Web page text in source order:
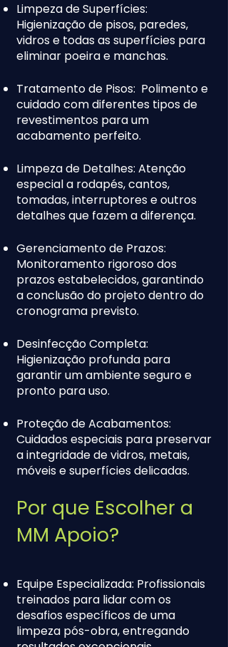
Limpeza de Superfícies:
Higienização de pisos, paredes,
vidros e todas as superfícies para
eliminar poeira e manchas.
Tratamento de Pisos: Polimento e
cuidado com diferentes tipos de
revestimentos para um
acabamento perfeito.
Limpeza de Detalhes: Atenção
especial a rodapés, cantos,
tomadas, interruptores e outros
detalhes que fazem a diferença.
Gerenciamento de Prazos:
Monitoramento rigoroso dos
prazos estabelecidos, garantindo
a conclusão do projeto dentro do
cronograma previsto.
Desinfecção Completa:
Higienização profunda para
garantir um ambiente seguro e
pronto para uso.
Proteção de Acabamentos:
Cuidados especiais para preservar
a integridade de vidros, metais,
móveis e superfícies delicadas.
Por que Escolher a
MM Apoio?
Equipe Especializada: Profissionais
treinados para lidar com os
desafios específicos de uma
limpeza pós-obra, entregando